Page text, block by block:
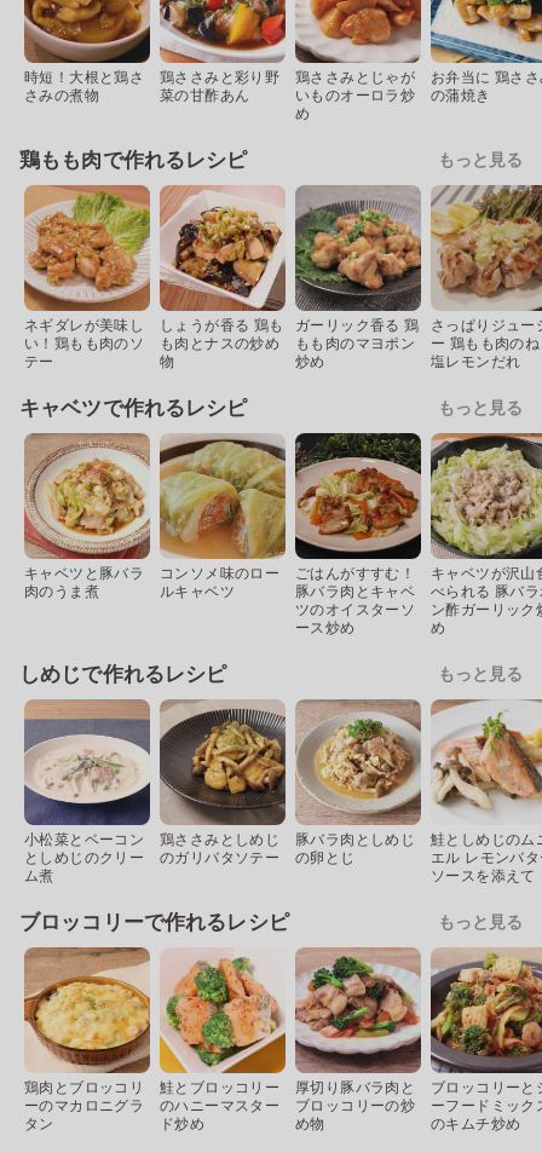
時短！大根と鶏さ
さみの煮物
鶏ささみと彩り野
菜の甘酢あん
鶏ささみとじゃが
いものオーロラ炒
め
お弁当に 鶏さ
の蒲焼き
鶏もも肉で作れるレシピ もっと見る
ネギダレが美味し
い！鶏もも肉のソ
テー
しょうが香る 鶏も
も肉とナスの炒め
物
ガーリック香る 鶏
もも肉のマヨポン
炒め
さっぱりジュー
ー 鶏もも肉の
塩レモンだれ
キャベツで作れるレシピ もっと見る
キャベツと豚バラ
肉のうま煮
コンソメ味のロー
ルキャベツ
ごはんがすすむ！
豚バラ肉とキャベ
ツのオイスターソ
ース炒め
キャベツが沢山
べられる 豚バ
ン酢ガーリック
め
しめじで作れるレシピ もっと見る
小松菜とベーコン
としめじのクリー
ム煮
鶏ささみとしめじ
のガリバタソテー
豚バラ肉としめじ
の卵とじ
鮭としめじのム
エル レモンバ
ソースを添えて
ブロッコリーで作れるレシピ もっと見る
鶏肉とブロッコリ
ーのマカロニグラ
タン
鮭とブロッコリー
のハニーマスター
ド炒め
厚切り豚バラ肉と
ブロッコリーの炒
め物
ブロッコリーと
ーフードミック
のキムチ炒め